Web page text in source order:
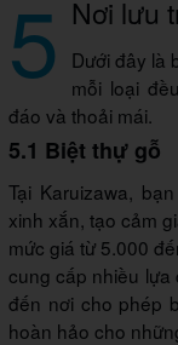
5 Nơi lưu
Dưới đây là
mỗi loại
đáo và thoải mái.
5.1 Biệt thự gỗ
Tại Karuizawa,
xinh xắn, tạo cảm
mức giá từ 5.000
cung cấp nhiều
đến nơi cho phép
hoàn hảo cho